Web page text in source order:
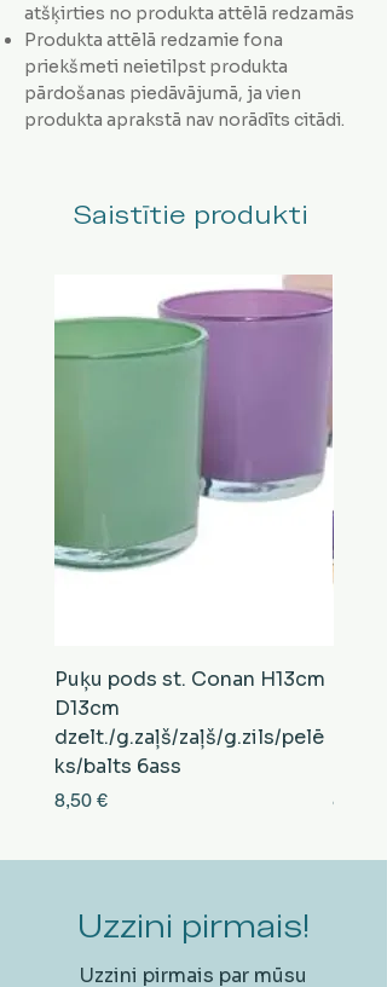
atšķirties no produkta attēlā redzamās
Produkta attēlā redzamie fona
priekšmeti neietilpst produkta
pārdošanas piedāvājumā, ja vien
produkta aprakstā nav norādīts citādi.
Saistītie produkti
Puķu pods st. Conan H13cm
D13cm
dzelt./g.zaļš/zaļš/g.zils/pelē
ks/balts 6ass
Cena
8,50 € Cena
8,50 €
Uzzini pirmais!
Uzzini pirmais par mūsu